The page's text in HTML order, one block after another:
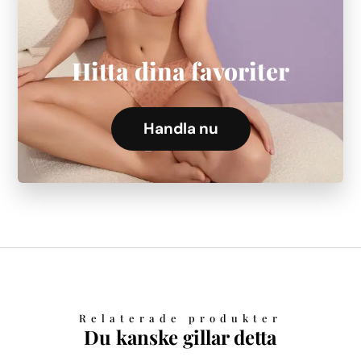
Hitta dina favoriter
Handla nu
Relaterade produkter
Du kanske gillar detta